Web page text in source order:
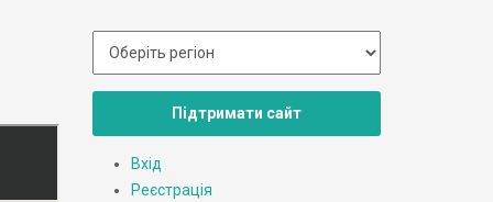
Підтримати сайт
Вхід
Реєстрація